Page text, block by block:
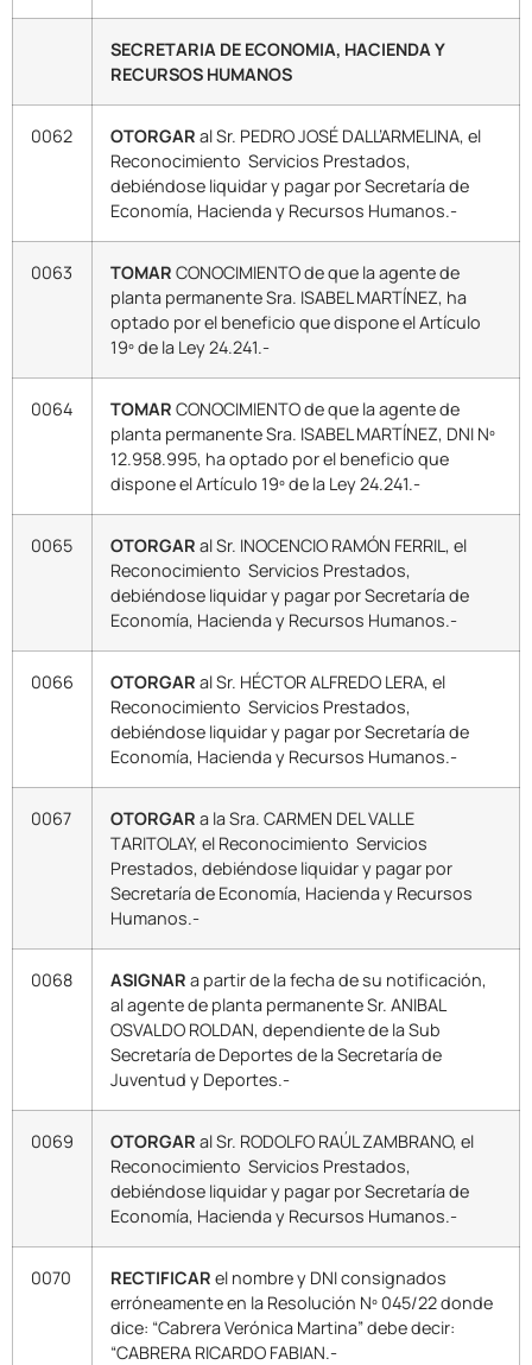
SECRETARIA DE ECONOMIA, HACIENDA Y
RECURSOS HUMANOS
0062 OTORGAR al Sr. PEDRO JOSÉ DALL’ARMELINA, el
Reconocimiento Servicios Prestados,
debiéndose liquidar y pagar por Secretaría de
Economía, Hacienda y Recursos Humanos.-
0063 TOMAR CONOCIMIENTO de que la agente de
planta permanente Sra. ISABEL MARTÍNEZ, ha
optado por el beneficio que dispone el Artículo
19º de la Ley 24.241.-
0064 TOMAR CONOCIMIENTO de que la agente de
planta permanente Sra. ISABEL MARTÍNEZ, DNI Nº
12.958.995, ha optado por el beneficio que
dispone el Artículo 19º de la Ley 24.241.-
0065 OTORGAR al Sr. INOCENCIO RAMÓN FERRIL, el
Reconocimiento Servicios Prestados,
debiéndose liquidar y pagar por Secretaría de
Economía, Hacienda y Recursos Humanos.-
0066 OTORGAR al Sr. HÉCTOR ALFREDO LERA, el
Reconocimiento Servicios Prestados,
debiéndose liquidar y pagar por Secretaría de
Economía, Hacienda y Recursos Humanos.-
0067 OTORGAR a la Sra. CARMEN DEL VALLE
TARITOLAY, el Reconocimiento Servicios
Prestados, debiéndose liquidar y pagar por
Secretaría de Economía, Hacienda y Recursos
Humanos.-
0068 ASIGNAR a partir de la fecha de su notificación,
al agente de planta permanente Sr. ANIBAL
OSVALDO ROLDAN, dependiente de la Sub
Secretaría de Deportes de la Secretaría de
Juventud y Deportes.-
0069 OTORGAR al Sr. RODOLFO RAÚL ZAMBRANO, el
Reconocimiento Servicios Prestados,
debiéndose liquidar y pagar por Secretaría de
Economía, Hacienda y Recursos Humanos.-
0070 RECTIFICAR el nombre y DNI consignados
erróneamente en la Resolución Nº 045/22 donde
dice: “Cabrera Verónica Martina” debe decir:
“CABRERA RICARDO FABIAN.-